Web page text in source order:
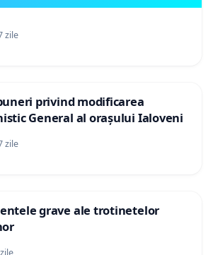
zile
privind modificarea
General al orașului Ialoveni
zile
grave ale trotinetelor